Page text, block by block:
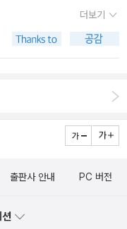
장재 대란'에 벼랑 끝 호
018/000625363
형…'개선 가능성 없어'htt
...'학생부 기록 안 남아'
' 지운 곽튜브https://n.ne
' 강력 반발https://n.new
종합)https://n.news.na
으로 배워야 한다는 데서
보면 나 역시 장르만 다
<바닥>부터 마지막 시 <
가 보네였다. 글은 마음을
아도 서로의 마음을 잘 아
. ‘검은 머리 파뿌리‘ 될
공허함과 쓸쓸함에 잠못
책을 사서 집에 가져갔습
기대와는 달리 ‘그저그
풀기 전까지. 개인적으로
는 상황과 예시들을 함께
뜻을 아이들이 자주 경
실감나게 잘 설명한 책으
단어를 찾아보는 것 외
나왔을 때 꺼내보는 것
더보기
출판사 안내 PC 버전